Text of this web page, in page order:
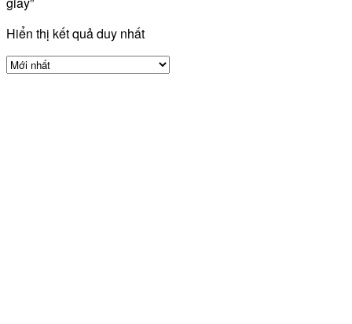
Hiển thị kết quả duy nhất